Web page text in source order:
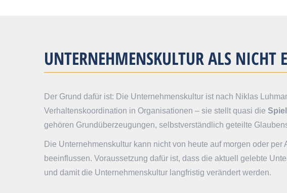
UNTERNEHMENS­KULTUR ALS NICHT
Der Grund dafür ist: Die Unternehmenskultur ist nach Niklas
Verhaltenskoordination in Organisationen – sie stellt quasi die
gehören Grundüberzeugungen, selbstverständlich geteilte
Die Unternehmenskultur kann nicht von heute auf morgen oder
beeinflussen. Voraussetzung dafür ist, dass die aktuell gelebte
und damit die Unternehmenskultur langfristig verändert werden.